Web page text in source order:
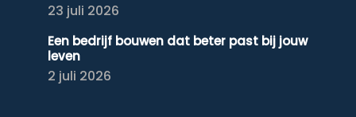
23 juli 2026
Een bedrijf bouwen dat beter past bij jouw
leven
2 juli 2026